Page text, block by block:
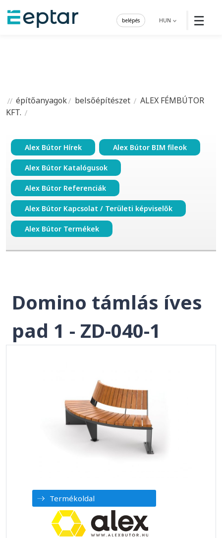
☰
HUN
belépés
építőanyagok belsőépítészet
ALEX FÉMBÚTOR
KFT.
Alex Bútor Hírek Alex Bútor BIM fileok
Alex Bútor Katalógusok
Alex Bútor Referenciák
Alex Bútor Kapcsolat / Területi képviselők
Alex Bútor Termékek
Domino támlás íves
pad 1 - ZD-040-1
Termékoldal